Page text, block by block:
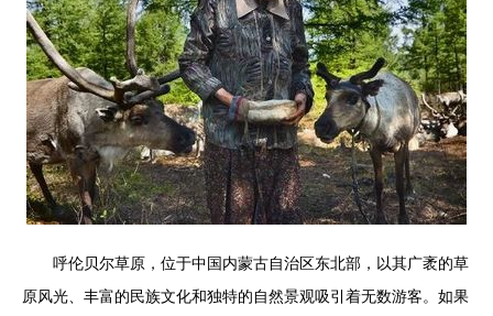
呼伦贝尔草原，位于中国内蒙古自治区东北部，以其广袤的草
原风光、丰富的民族文化和独特的自然景观吸引着无数游客。如果